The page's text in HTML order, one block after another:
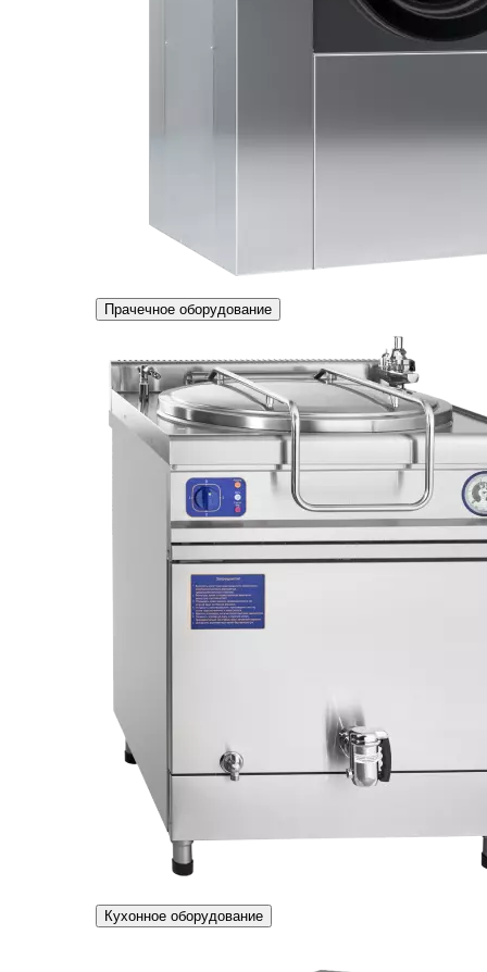
Прачечное оборудование
Кухонное оборудование